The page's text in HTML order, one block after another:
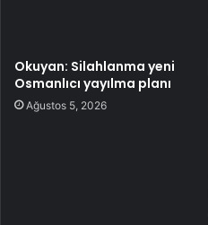
Okuyan: Silahlanma yeni
Osmanlıcı yayılma planı
Ağustos 5, 2026